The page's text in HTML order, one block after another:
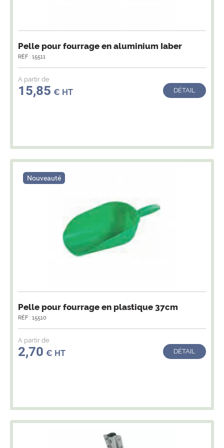
Pelle pour fourrage en aluminium Iaber
RÉF : 15511
A partir de
15,85 € HT DÉTAIL
Nouveauté
Pelle pour fourrage en plastique 37cm
RÉF : 15510
A partir de
2,70 € HT DÉTAIL